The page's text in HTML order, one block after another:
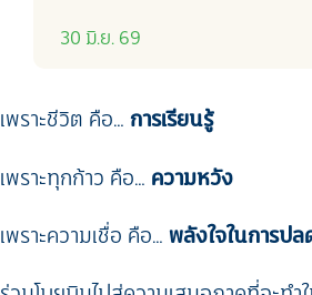
30 มิ.ย. 69
เพราะชีวิต คือ… การเรียนรู้
เพราะทุกก้าว คือ… ความหวัง
เพราะความเชื่อ คือ… พลังใจในการป